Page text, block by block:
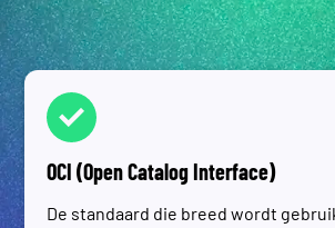
OCI (Open Catalog Interface)
De standaard die breed wordt